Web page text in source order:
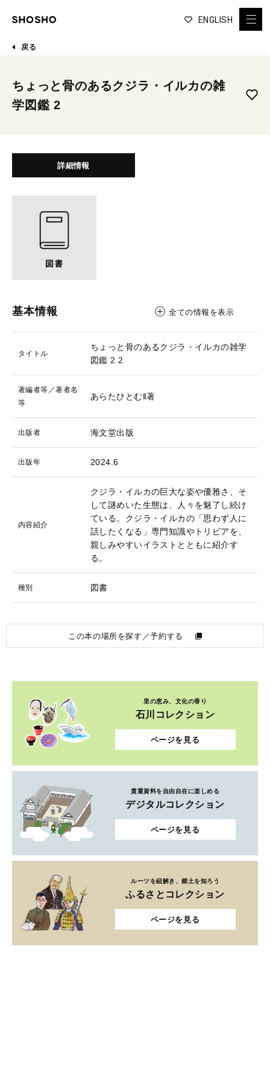
ENGLISH
戻る
ちょっと骨のあるクジラ・イルカの雑
学図鑑 2
詳細情報
基本情報 全ての情報を表示
タイトル
ちょっと骨のあるクジラ・イルカの雑学
図鑑 2 2
著編者等／著者名
等
あらたひとむ‖著
出版者 海文堂出版
出版年 2024.6
内容紹介
クジラ・イルカの巨大な姿や優雅さ、そ
して謎めいた生態は、人々を魅了し続け
ている。クジラ・イルカの「思わず人に
話したくなる」専門知識やトリビアを、
親しみやすいイラストとともに紹介す
る。
種別 図書
この本の場所を探す／予約する
里の恵み、文化の香り
石川コレクション
ページを見る
貴重資料を自由自在に楽しめる
デジタルコレクション
ページを見る
ルーツを紐解き、郷土を知ろう
ふるさとコレクション
ページを見る